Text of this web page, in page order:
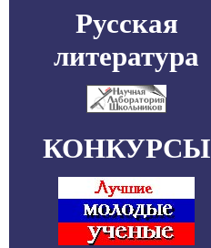
Русская
литература
КОНКУРСЫ